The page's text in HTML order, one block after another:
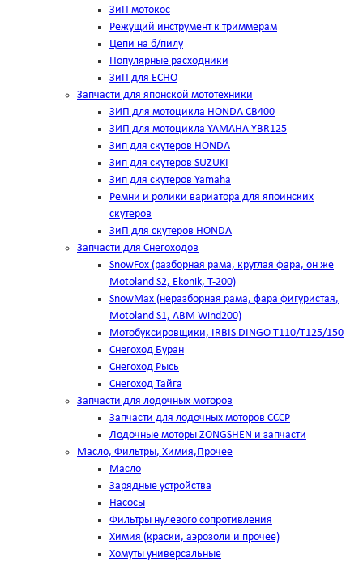
ЗиП мотокос
Режущий инструмент к триммерам
Цепи на б/пилу
Популярные расходники
ЗиП для ЕСНО
Запчасти для японской мототехники
ЗИП для мотоцикла HONDA CB400
ЗИП для мотоцикла YAMAHA YBR125
Зип для скутеров HONDA
Зип для скутеров SUZUKI
Зип для скутеров Yamaha
Ремни и ролики вариатора для япоинских
скутеров
ЗиП для скутеров HONDA
Запчасти для Снегоходов
SnowFox (разборная рама, круглая фара, он же
Motoland S2, Ekonik, T-200)
SnowMax (неразборная рама, фара фигуристая,
Motoland S1, ABM Wind200)
Мотобуксировщики, IRBIS DINGO Т110/Т125/150
Снегоход Буран
Снегоход Рысь
Снегоход Тайга
Запчасти для лодочных моторов
Запчасти для лодочных моторов СССР
Лодочные моторы ZONGSHEN и запчасти
Масло, Фильтры, Химия,Прочее
Масло
Зарядные устройства
Насосы
Фильтры нулевого сопротивления
Химия (краски, аэрозоли и прочее)
Хомуты универсальные